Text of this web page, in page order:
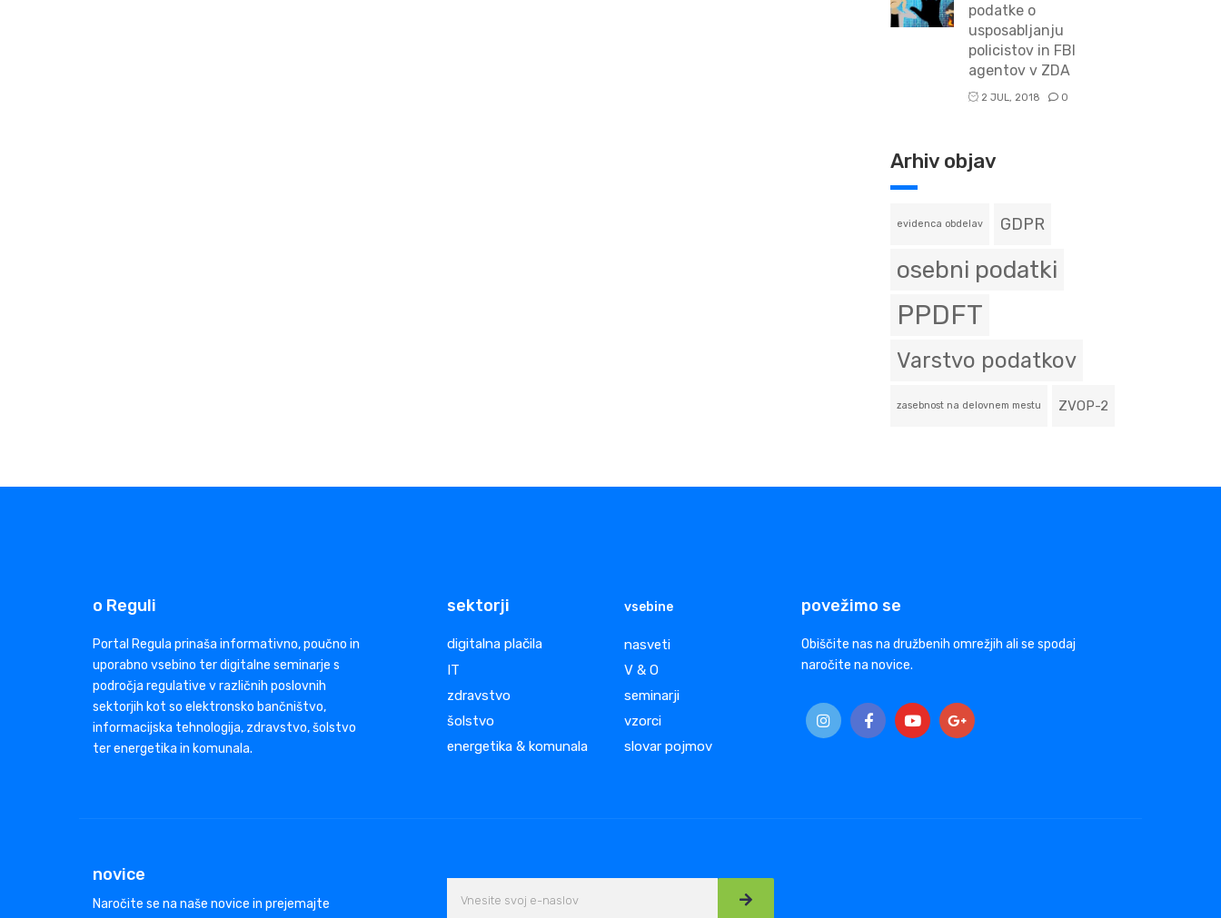
podatke o
usposabljanju
policistov in FBI
agentov v ZDA
2 JUL, 2018 0
Arhiv objav
evidenca obdelav GDPR
osebni podatki
PPDFT
Varstvo podatkov
zasebnost na delovnem mestu ZVOP-2
o Reguli
Portal Regula prinaša informativno, poučno in
uporabno vsebino ter digitalne seminarje s
področja regulative v različnih poslovnih
sektorjih kot so elektronsko bančništvo,
informacijska tehnologija, zdravstvo, šolstvo
ter energetika in komunala.
sektorji
digitalna plačila
IT
zdravstvo
šolstvo
energetika & komunala
vsebine
nasveti
V & O
seminarji
vzorci
slovar pojmov
povežimo se
Obiščite nas na družbenih omrežjih ali se spodaj
naročite na novice.
novice
Naročite se na naše novice in prejemajte